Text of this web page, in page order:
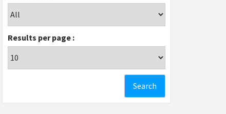
Results per page :